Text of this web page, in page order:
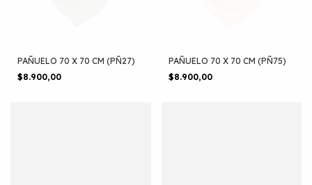
PAÑUELO 70 X 70 CM (PÑ27)
$8.900,00
PAÑUELO 70 X 70 CM (PÑ75)
$8.900,00